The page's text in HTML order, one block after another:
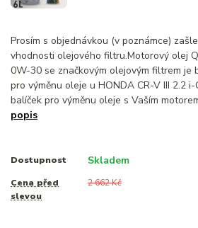
Prosím s objednávkou (v poznámce)
vhodnosti olejového filtru.Motorový olej
0W-30 se značkovým olejovým filtrem je
pro výměnu oleje u HONDA CR-V III 2.2
balíček pro výměnu oleje s Vaším
popis
Dostupnost Skladem
Cena před
slevou
2 662 Kč